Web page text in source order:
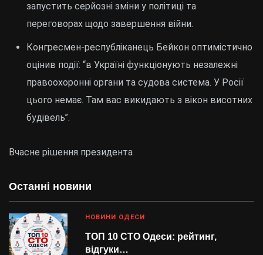
Останні новини
НОВИНИ ОДЕСИ
ТОП 10 СТО Одеси: рейтинг,
відгуки…
запустить серйозні зміни у політиці та
переговорах щодо завершення війни.
Конгресмен-республіканець Бейкон оптимістично
оцінив події: “в Україні функціонують незалежні
правоохоронні органи та судова система. У Росії
цього немає. Там вас викидають з вікон висотних
будівель”.
Вчасне рішення президента